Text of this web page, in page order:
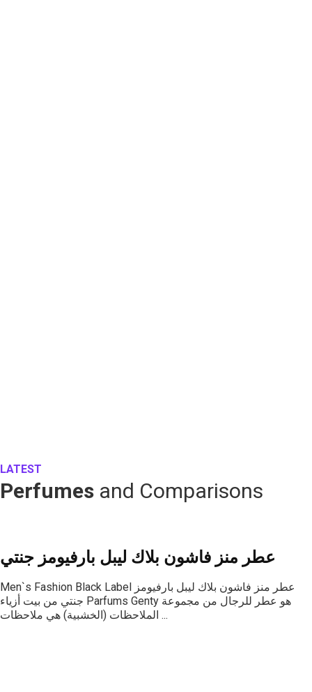
LATEST
Perfumes and Comparisons
عطر منز فاشون بلاك ليبل بارفيومز جنتي
Men`s Fashion Black Label عطر منز فاشون بلاك ليبل بارفيومز
جنتي من بيت أزياء Parfums Genty هو عطر للرجال من مجموعة
الملاحظات (الخشبية) هي ملاحظات ...